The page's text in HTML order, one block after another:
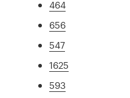
464
656
547
1625
593